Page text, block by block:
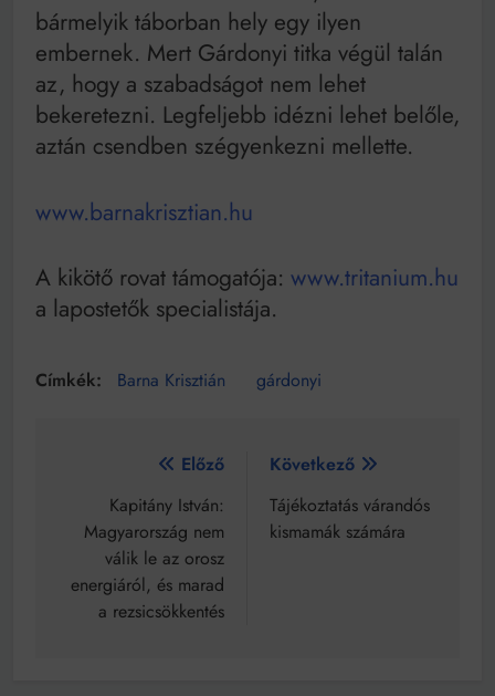
bármelyik táborban hely egy ilyen
embernek. Mert Gárdonyi titka végül talán
az, hogy a szabadságot nem lehet
bekeretezni. Legfeljebb idézni lehet belőle,
aztán csendben szégyenkezni mellette.
www.barnakrisztian.hu
A kikötő rovat támogatója: www.tritanium.hu
a lapostetők specialistája.
Barna Krisztián gárdonyi
Bejegyzés
navigáció
Előző
Kapitány István:
Magyarország nem
válik le az orosz
energiáról, és marad
a rezsicsökkentés
Következő
Tájékoztatás várandós
kismamák számára